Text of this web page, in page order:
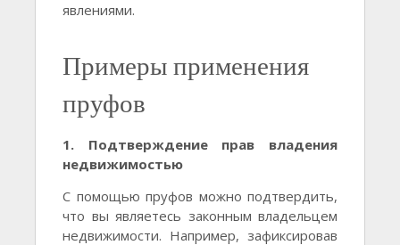
явлениями.
Примеры применения
пруфов
1. Подтверждение прав владения
недвижимостью
С помощью пруфов можно подтвердить,
что вы являетесь законным владельцем
недвижимости. Например, зафиксировав